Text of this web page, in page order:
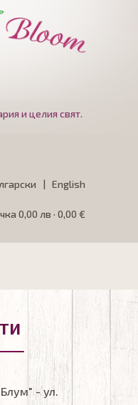
и целия свят.
| English
0,00 лв · 0,00 €
- ул.